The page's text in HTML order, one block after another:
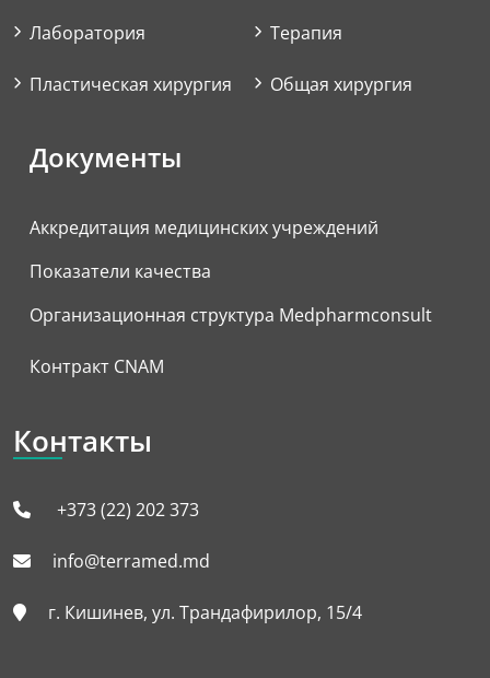
Лаборатория
Пластическая хирургия
Терапия
Общая хирургия
Документы
Аккредитация медицинских учреждений
Показатели качества
Организационная структура Medpharmconsult
Контракт CNAM
Контакты
+373 (22) 202 373
info@terramed.md
г. Кишинев, ул. Трандафирилор, 15/4